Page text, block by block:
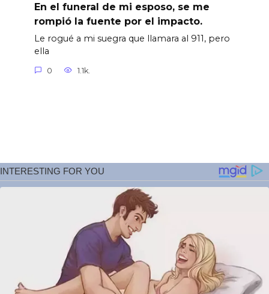
En el funeral de mi esposo, se me
rompió la fuente por el impacto.
Le rogué a mi suegra que llamara al 911, pero
ella
0 1.1k.